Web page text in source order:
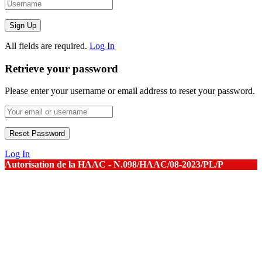
All fields are required. Log In
Retrieve your password
Please enter your username or email address to reset your password.
Log In
Autorisation de la HAAC - N.098/HAAC/08-2023/PL/P